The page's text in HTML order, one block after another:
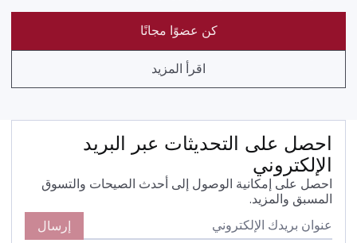
كن عضوًا مجانًا
اقرأ المزيد
احصل على التحديثات عبر البريد
الإلكتروني
احصل على إمكانية الوصول إلى أحدث الصيحات والتسوق
المسبق والمزيد.
إرسال